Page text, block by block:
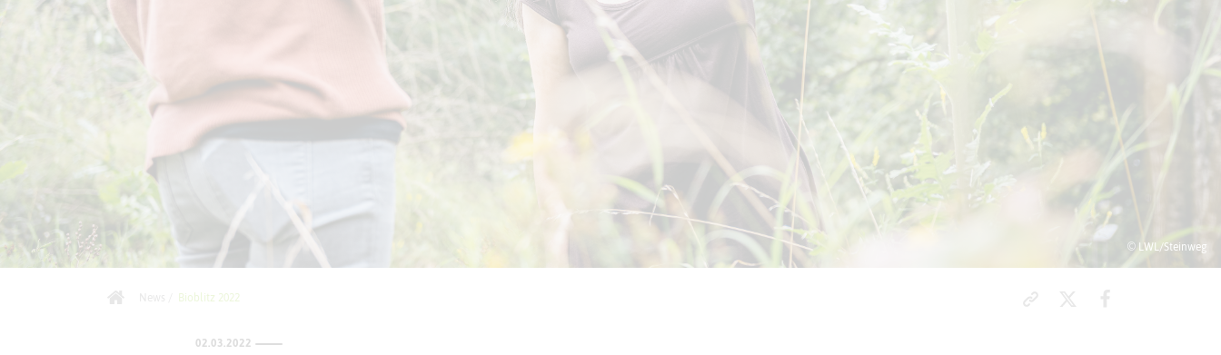
© LWL/Steinweg
Bioblitz 2022
02.03.2022